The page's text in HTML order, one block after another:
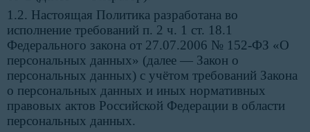
1.2. Настоящая Политика разработана во
исполнение требований п. 2 ч. 1 ст. 18.1
Федерального закона от 27.07.2006 № 152-ФЗ «О
персональных данных» (далее — Закон о
персональных данных) с учётом требований Закона
о персональных данных и иных нормативных
правовых актов Российской Федерации в области
персональных данных.